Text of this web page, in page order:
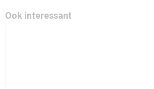
Ook interessant